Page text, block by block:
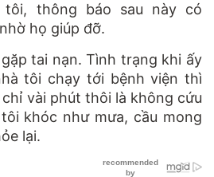
thông báo sau này có
họ giúp đỡ.
tai nạn. Tình trạng khi ấy
tôi chạy tới bệnh viện thì
vài phút thôi là không cứu
khóc như mưa, cầu mong
lại.